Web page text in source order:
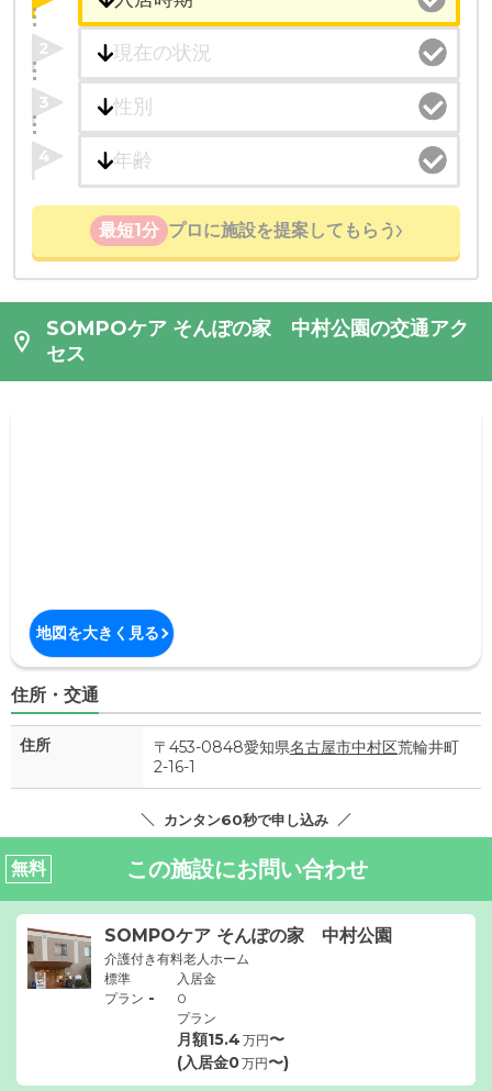
2
3
4
最短1分 プロに施設を提案してもらう
SOMPOケア そんぽの家 中村公園の交通アク
セス
地図を大きく見る
住所・交通
住所 〒453-0848愛知県名古屋市中村区荒輪井町
2-16-1
カンタン60秒で申し込み
無料 この施設にお問い合わせ
SOMPOケア そんぽの家 中村公園
介護付き有料老人ホーム
標準
プラン -
入居金
0
プラン
月額15.4 万円〜
(入居金0万円〜)